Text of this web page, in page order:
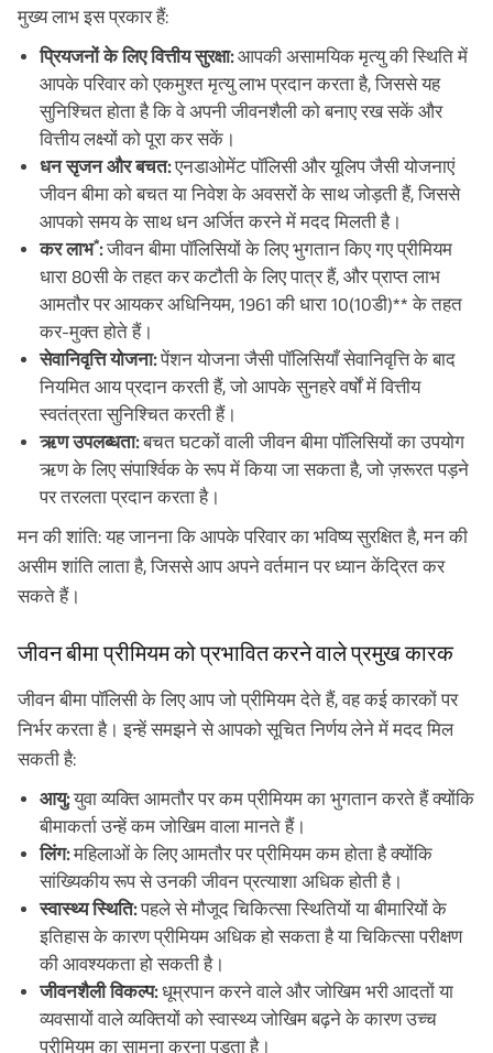
मुख्य लाभ इस प्रकार हैं:
प्रियजनों के लिए वित्तीय सुरक्षा:आपकी असामयिक मृत्यु की स्थिति में
आपके परिवार को एकमुश्त मृत्यु लाभ प्रदान करता है, जिससे यह
सुनिश्चित होता है कि वे अपनी जीवनशैली को बनाए रख सकें और
वित्तीय लक्ष्यों को पूरा कर सकें।
धन सृजन और बचत:एनडाओमेंट पॉलिसी और यूलिप जैसी योजनाएं
जीवन बीमा को बचत या निवेश के अवसरों के साथ जोड़ती हैं, जिससे
आपको समय के साथ धन अर्जित करने में मदद मिलती है।
कर लाभ*:जीवन बीमा पॉलिसियों के लिए भुगतान किए गए प्रीमियम
धारा 80सी के तहत कर कटौती के लिए पात्र हैं, और प्राप्त लाभ
आमतौर पर आयकर अधिनियम, 1961 की धारा 10(10डी)** के तहत
कर-मुक्त होते हैं।
सेवानिवृत्ति योजना:पेंशन योजना जैसी पॉलिसियाँ सेवानिवृत्ति के बाद
नियमित आय प्रदान करती हैं, जो आपके सुनहरे वर्षों में वित्तीय
स्वतंत्रता सुनिश्चित करती हैं।
ऋण उपलब्धता:बचत घटकों वाली जीवन बीमा पॉलिसियों का उपयोग
ऋण के लिए संपार्श्विक के रूप में किया जा सकता है, जो ज़रूरत पड़ने
पर तरलता प्रदान करता है।
मन की शांति: यह जानना कि आपके परिवार का भविष्य सुरक्षित है, मन की
असीम शांति लाता है, जिससे आप अपने वर्तमान पर ध्यान केंद्रित कर
सकते हैं।
जीवन बीमा प्रीमियम को प्रभावित करने वाले प्रमुख कारक
जीवन बीमा पॉलिसी के लिए आप जो प्रीमियम देते हैं, वह कई कारकों पर
निर्भर करता है। इन्हें समझने से आपको सूचित निर्णय लेने में मदद मिल
सकती है:
आयु:युवा व्यक्ति आमतौर पर कम प्रीमियम का भुगतान करते हैं क्योंकि
बीमाकर्ता उन्हें कम जोखिम वाला मानते हैं।
लिंग:महिलाओं के लिए आमतौर पर प्रीमियम कम होता है क्योंकि
सांख्यिकीय रूप से उनकी जीवन प्रत्याशा अधिक होती है।
स्वास्थ्य स्थिति:पहले से मौजूद चिकित्सा स्थितियों या बीमारियों के
इतिहास के कारण प्रीमियम अधिक हो सकता है या चिकित्सा परीक्षण
की आवश्यकता हो सकती है।
जीवनशैली विकल्प:धूम्रपान करने वाले और जोखिम भरी आदतों या
व्यवसायों वाले व्यक्तियों को स्वास्थ्य जोखिम बढ़ने के कारण उच्च
प्रीमियम का सामना करना पड़ता है।